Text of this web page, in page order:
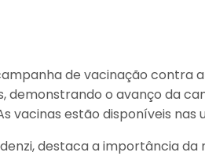
de vacinação
demonstrando o avanço da
vacinas estão disponíveis
destaca a importância